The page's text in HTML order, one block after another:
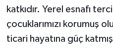
katkıdır. Yerel esnafı
çocuklarımızı korumuş
ticari hayatına güç